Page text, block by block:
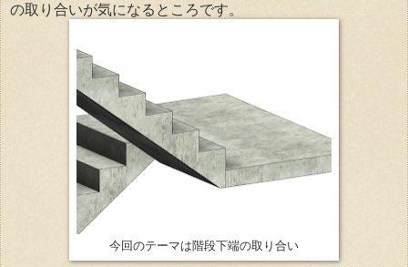
の取り合いが気になるところです。
今回のテーマは階段下端の取り合い